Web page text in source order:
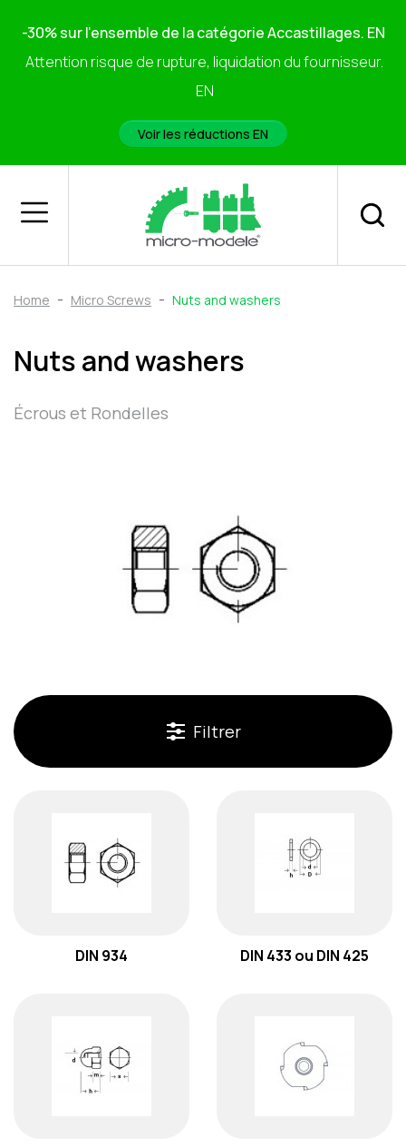
-30% sur l'ensemble de la catégorie Accastillages. EN
Attention risque de rupture, liquidation du fournisseur.
EN
Voir les réductions EN
Home Micro Screws Nuts and washers
Nuts and washers
Écrous et Rondelles
Filtrer
DIN 934 DIN 433 ou DIN 425